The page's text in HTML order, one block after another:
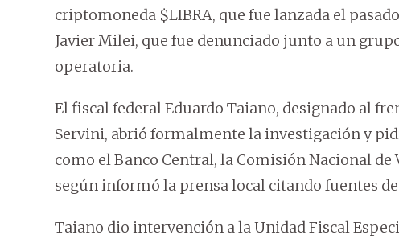
criptomoneda $LIBRA, que fue lanzada el
Javier Milei, que fue denunciado junto a un
operatoria.
El fiscal federal Eduardo Taiano, designado al
Servini, abrió formalmente la investigación y
como el Banco Central, la Comisión Nacional
según informó la prensa local citando fuentes
Taiano dio intervención a la Unidad Fiscal